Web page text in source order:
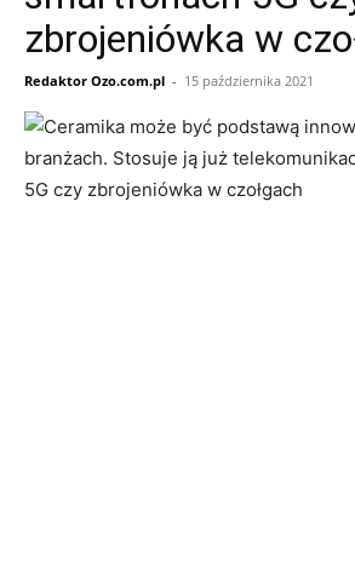
zbrojeniówka w
Redaktor Ozo.com.pl - 15 października 2021